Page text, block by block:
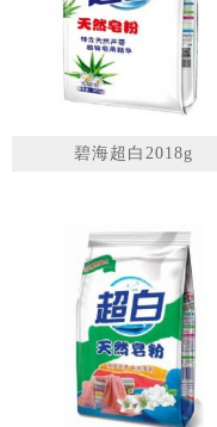
碧海超白2018g